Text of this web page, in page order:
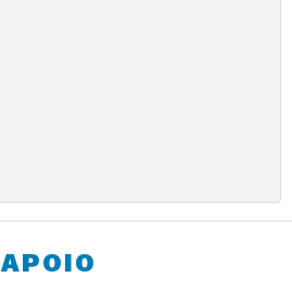
APOIO